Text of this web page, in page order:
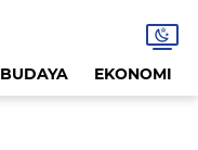
BUDAYA EKONOMI